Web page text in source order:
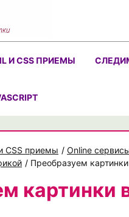
И CSS ПРИЕМЫ
CSS приемы / Online
/ Преобразуем
картинки